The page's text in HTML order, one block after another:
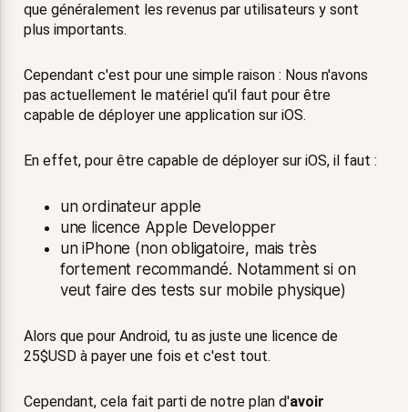
que généralement les revenus par utilisateurs y sont
plus importants.
Cependant c'est pour une simple raison : Nous n'avons
pas actuellement le matériel qu'il faut pour être
capable de déployer une application sur iOS.
En effet, pour être capable de déployer sur iOS, il faut :
un ordinateur apple
une licence Apple Developper
un iPhone (non obligatoire, mais très
fortement recommandé. Notamment si on
veut faire des tests sur mobile physique)
Alors que pour Android, tu as juste une licence de
25$USD à payer une fois et c'est tout.
Cependant, cela fait parti de notre plan d'avoir